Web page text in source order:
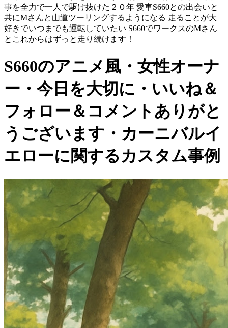
事を全力で一人で駆け抜けた２０年 愛車S660との出会いと
共にMさんと山道ツーリングするようになる 走ることが大
好きでいつまでも運転していたい S660でワークスのMさん
とこれからはずっと走り続けます！
S660のアニメ風・女性オーナ
ー・今日を大切に・いいね＆
フォロー＆コメントありがと
うございます・カーニバルイ
エローに関するカスタム事例